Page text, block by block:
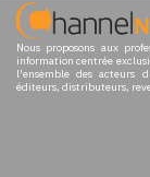
Nous proposons aux
information centrée
l'ensemble des acteurs
éditeurs, distributeurs,